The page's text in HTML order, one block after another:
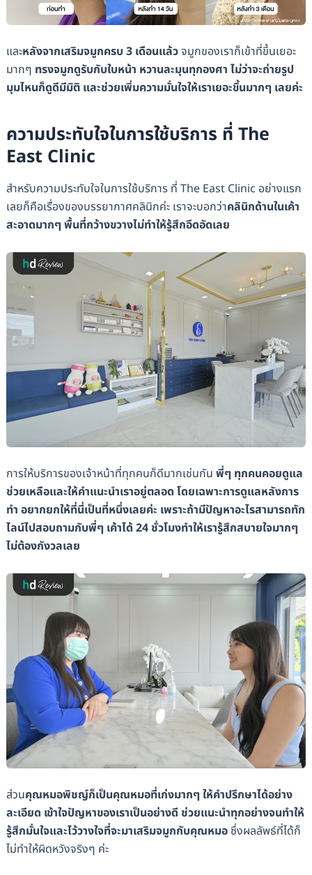
และหลังจากเสริมจมูกครบ 3 เดือนแล้วจมูกของเราก็เข้าที่ขึ้นเยอะ
มากๆ ทรงจมูกดูรับกับใบหน้า หวานละมุนทุกองศา ไม่ว่าจะถ่ายรูป
มุมไหนก็ดูดีมีมิติ และช่วยเพิ่มความมั่นใจให้เราเยอะขึ้นมากๆ เลยค่ะ
ความประทับใจในการใช้บริการ ที่ The
East Clinic
สำหรับความประทับใจในการใช้บริการ ที่ The East Clinic อย่างแรก
เลยก็คือเรื่องของบรรยากาศคลินิกค่ะ เราจะบอกว่าคลินิกด้านในเค้า
สะอาดมากๆ พื้นที่กว้างขวางไม่ทำให้รู้สึกอึดอัดเลย
การให้บริการของเจ้าหน้าที่ทุกคนก็ดีมากเช่นกัน พี่ๆ ทุกคนคอยดูแล
ช่วยเหลือและให้คำแนะนำเราอยู่ตลอด โดยเฉพาะการดูแลหลังการ
ทำ อยากยกให้ที่นี่เป็นที่หนึ่งเลยค่ะ เพราะถ้ามีปัญหาอะไรสามารถทัก
ไลน์ไปสอบถามกับพี่ๆ เค้าได้ 24 ชั่วโมงทำให้เรารู้สึกสบายใจมากๆ
ไม่ต้องกังวลเลย
ส่วนคุณหมอพิชญ์ก็เป็นคุณหมอที่เก่งมากๆ ให้คำปรึกษาได้อย่าง
ละเอียด เข้าใจปัญหาของเราเป็นอย่างดี ช่วยแนะนำทุกอย่างจนทำให้
รู้สึกมั่นใจและไว้วางใจที่จะมาเสริมจมูกกับคุณหมอซึ่งผลลัพธ์ที่ได้ก็
ไม่ทำให้ผิดหวังจริงๆ ค่ะ